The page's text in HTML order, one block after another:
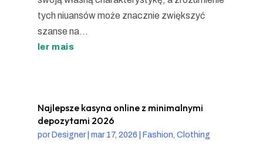
tych niuansów może znacznie zwiększyć
szanse na...
ler mais
Najlepsze kasyna online z minimalnymi
depozytami 2026
por Designer| mar 17, 2026 Fashion, Clothing